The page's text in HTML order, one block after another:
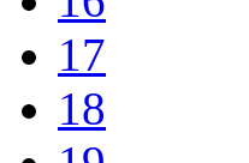
17
18